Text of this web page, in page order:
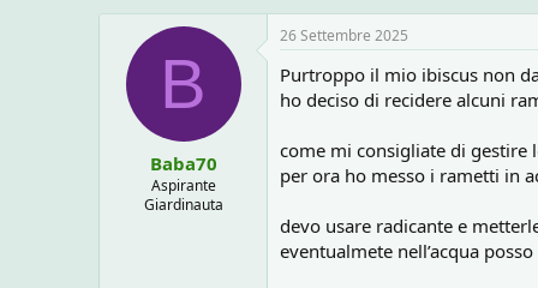
B
Baba70
Aspirante
Giardinauta
26 Settembre 2025
Purtroppo il mio ibiscus non
ho deciso di recidere alcuni
come mi consigliate di gestire
per ora ho messo i rametti in
devo usare radicante e
eventualmete nell’acqua